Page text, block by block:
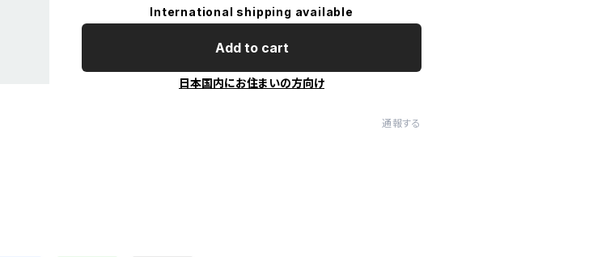
International shipping available
Add to cart
日本国内にお住まいの方向け
通報する